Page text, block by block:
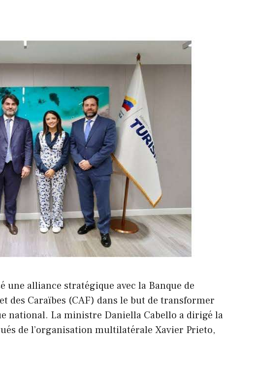
alliance stratégique avec la Banque de
des Caraïbes (CAF) dans le but de transformer
national. La ministre Daniella Cabello a dirigé la
de l’organisation multilatérale Xavier Prieto,